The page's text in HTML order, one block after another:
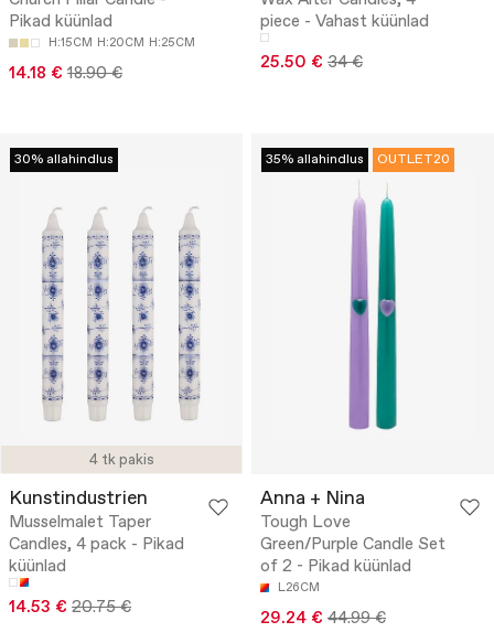
Pikad küünlad
H:15CM H:20CM H:25CM
14.18 € 18.90 €
piece - Vahast küünlad
25.50 € 34 €
4 tk pakis
30% allahindlus
Kunstindustrien
Musselmalet Taper
Candles, 4 pack - Pikad
küünlad
14.53 € 20.75 €
35% allahindlus OUTLET20
Anna + Nina
Tough Love
Green/Purple Candle Set
of 2 - Pikad küünlad
L26CM
29.24 € 44.99 €